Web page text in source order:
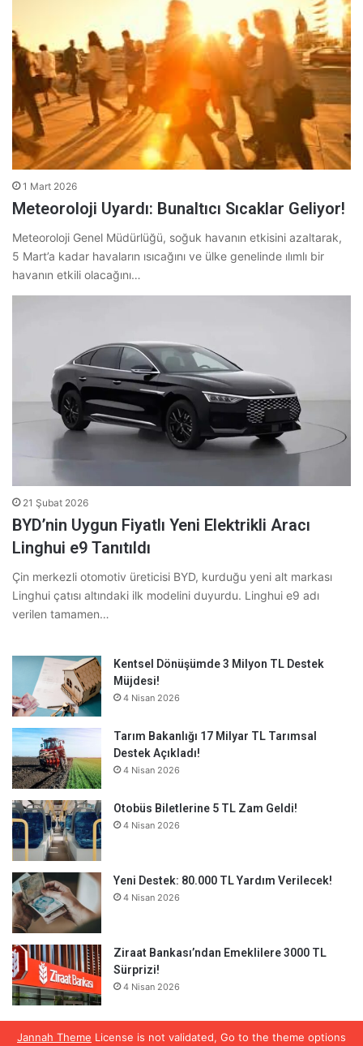
Jannah Theme License is not validated, Go to the theme options
1 Mart 2026
Meteoroloji Uyardı: Bunaltıcı Sıcaklar Geliyor!
Meteoroloji Genel Müdürlüğü, soğuk havanın etkisini azaltarak,
5 Mart’a kadar havaların ısıcağını ve ülke genelinde ılımlı bir
havanın etkili olacağını…
21 Şubat 2026
BYD’nin Uygun Fiyatlı Yeni Elektrikli Aracı
Linghui e9 Tanıtıldı
Çin merkezli otomotiv üreticisi BYD, kurduğu yeni alt markası
Linghui çatısı altındaki ilk modelini duyurdu. Linghui e9 adı
verilen tamamen…
Kentsel Dönüşümde 3 Milyon TL Destek
Müjdesi!
4 Nisan 2026
Tarım Bakanlığı 17 Milyar TL Tarımsal
Destek Açıkladı!
4 Nisan 2026
Otobüs Biletlerine 5 TL Zam Geldi!
4 Nisan 2026
Yeni Destek: 80.000 TL Yardım Verilecek!
4 Nisan 2026
Ziraat Bankası’ndan Emeklilere 3000 TL
Sürprizi!
4 Nisan 2026